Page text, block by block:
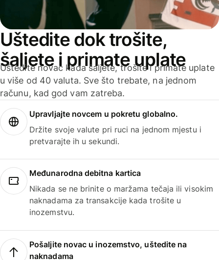
Uštedite dok trošite,
šaljete i primate uplate
Uštedite novac kada šaljete, trošite i primate uplate
u više od 40 valuta. Sve što trebate, na jednom
računu, kad god vam zatreba.
Upravljajte novcem u pokretu globalno.
Držite svoje valute pri ruci na jednom mjestu i
pretvarajte ih u sekundi.
Međunarodna debitna kartica
Nikada se ne brinite o maržama tečaja ili visokim
naknadama za transakcije kada trošite u
inozemstvu.
Pošaljite novac u inozemstvo, uštedite na
naknadama